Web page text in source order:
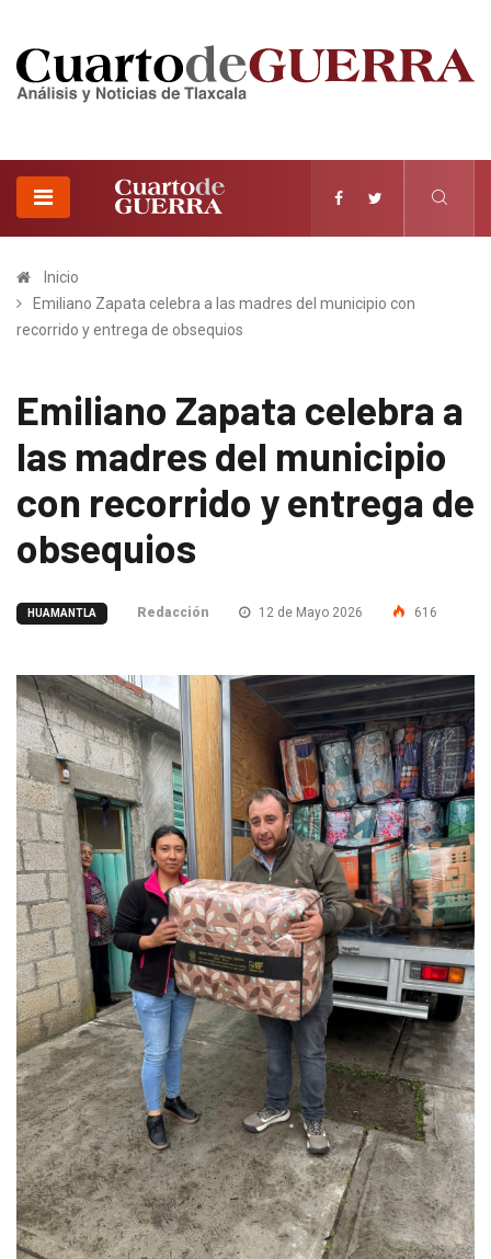
Inicio
Emiliano Zapata celebra a las madres del municipio con
recorrido y entrega de obsequios
Emiliano Zapata celebra a
las madres del municipio
con recorrido y entrega de
obsequios
HUAMANTLA Redacción 12 de Mayo 2026 616